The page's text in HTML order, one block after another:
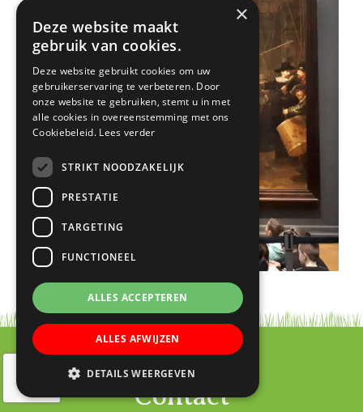
Contact
×
Deze website maakt
gebruik van cookies.
Deze website gebruikt cookies om uw
gebruikerservaring te verbeteren. Door
onze website te gebruiken, stemt u in met
alle cookies in overeenstemming met ons
Cookiebeleid. Lees verder
STRIKT NOODZAKELIJK
PRESTATIE
TARGETING
FUNCTIONEEL
ALLES ACCEPTEREN
ALLES AFWIJZEN
DETAILS WEERGEVEN